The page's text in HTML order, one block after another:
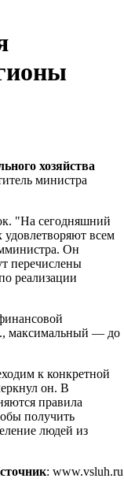
хозяйства
министра
"На сегодняшний
удовлетворяют всем
Он
перечислены
реализации
максимальный — до
к конкретной
он. В
правила
получить
людей из
: www.vsluh.ru